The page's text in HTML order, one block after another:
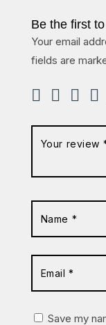
Be the first
Your email
fields are
Save my